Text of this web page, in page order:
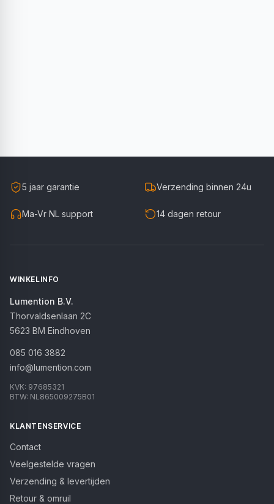
5 jaar garantie Verzending binnen 24u
Ma-Vr NL support 14 dagen retour
WINKELINFO
Lumention B.V.
Thorvaldsenlaan 2C
5623 BM Eindhoven
085 016 3882
info@lumention.com
KVK: 97685321
BTW: NL865009275B01
KLANTENSERVICE
Contact
Veelgestelde vragen
Verzending & levertijden
Retour & omruil